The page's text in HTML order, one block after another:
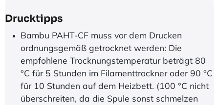
Drucktip​ps
Bambu PAHT-CF muss vor dem Drucken
ordnungsgemäß getrocknet werden: Die
empfohlene Trocknungstemperatur beträgt 80
°C für 5 Stunden im Filamenttrockner oder 90 °C
für 10 Stunden auf dem Heizbett. (100 °C nicht
überschreiten, da die Spule sonst schmelzen